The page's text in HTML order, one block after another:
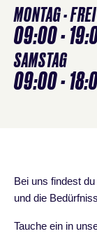
MONTAG -
09:00 -
SAMSTAG
09:00 -
Bei uns findest
und die
Tauche ein in